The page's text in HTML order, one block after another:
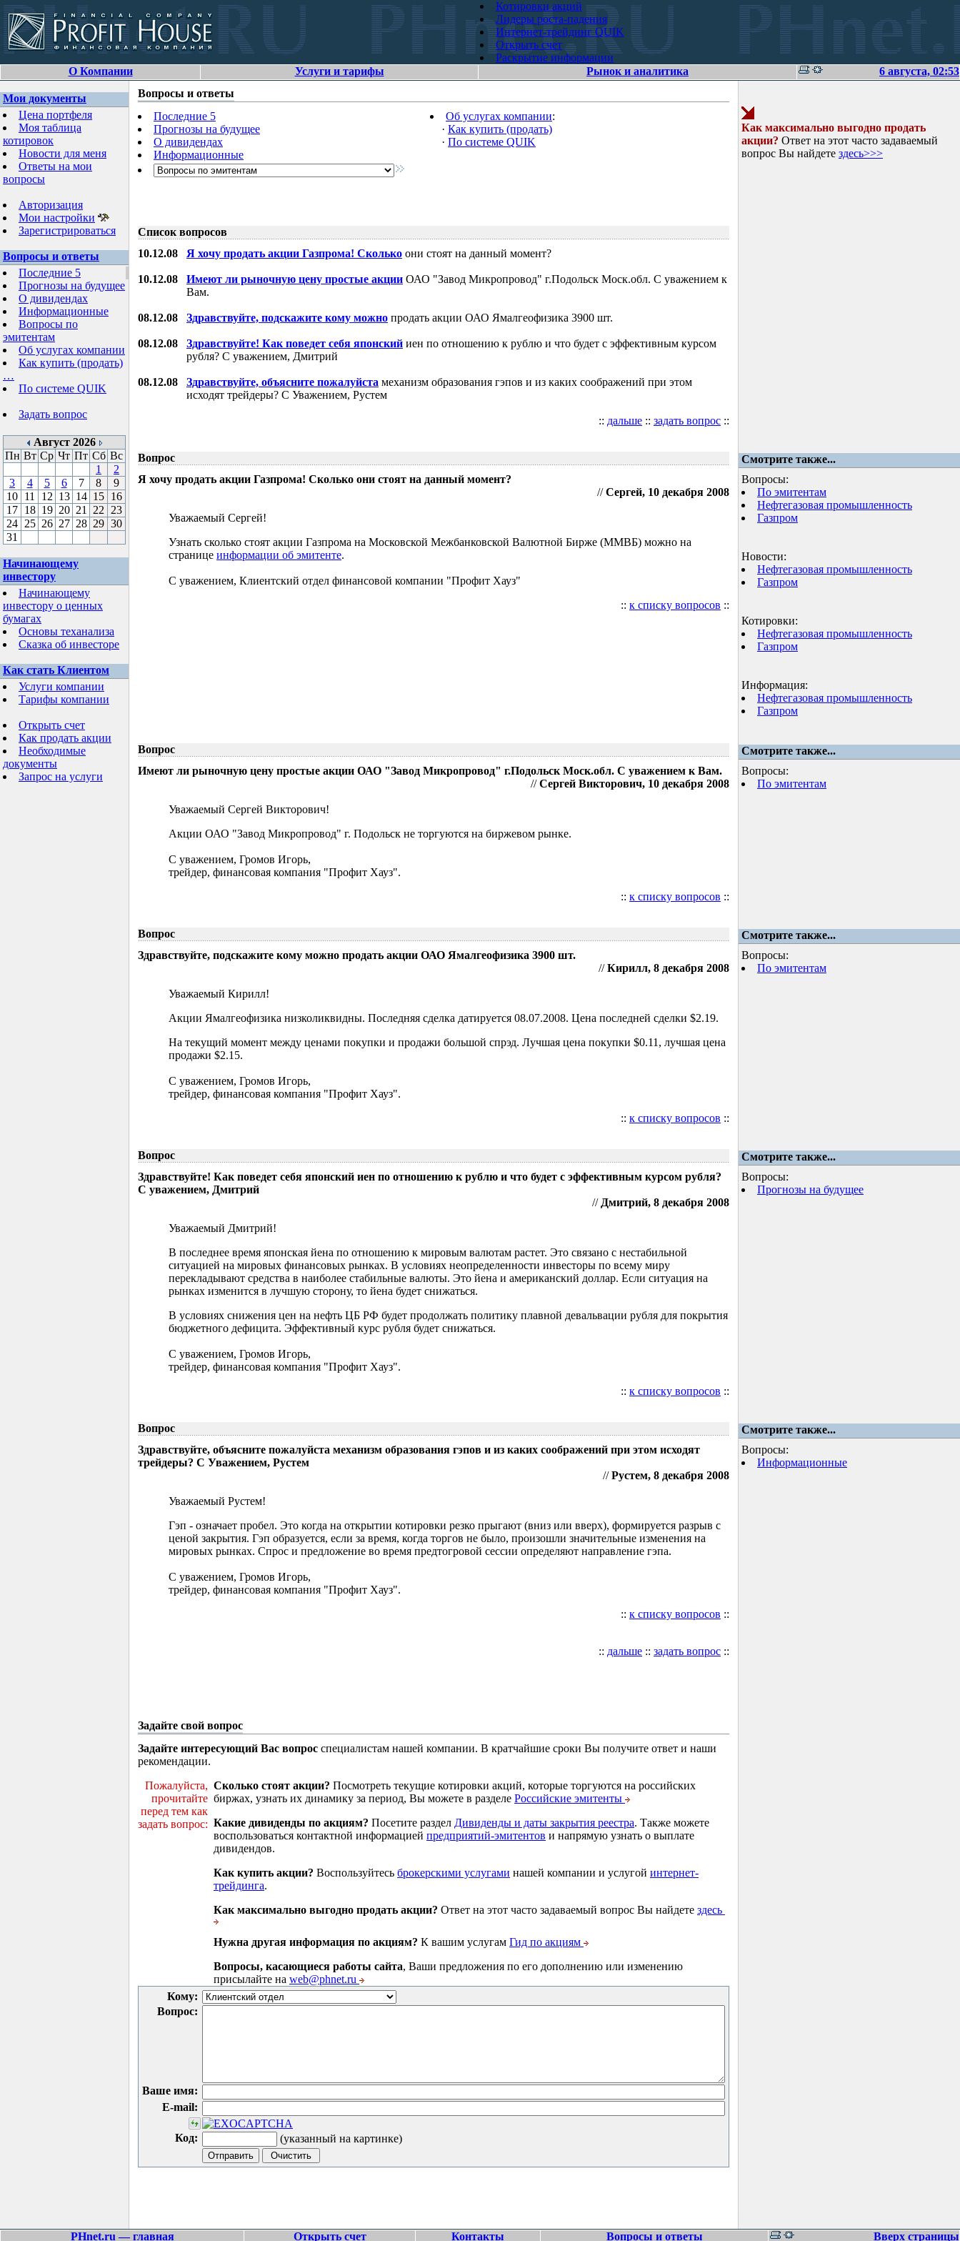
Котировки акций
Лидеры роста-падения
Интернет-трейдинг QUIK
Открыть счет
Раскрытие информации
О Компании
Услуги и тарифы Рынок и аналитика 6 августа, 02:53
Мои документы
Цена портфеля
Моя таблица
котировок
Новости для меня
Ответы на мои
вопросы
Авторизация
Мои настройки
Зарегистрироваться
Вопросы и ответы
Последние 5
Прогнозы на будущее
О дивидендах
Информационные
Вопросы по
эмитентам
Об услугах компании
Как купить (продать)
…
По системе QUIK
Задать вопрос
Август 2026
Пн Вт Ср Чт Пт Сб Вс
1
2
3
4 5 6 7 8
9
10 11 12 13 14 15 16
17 18 19 20 21 22
23
24 25 26 27 28 29 30
31
Начинающему
инвестору
Начинающему
инвестору о ценных
бумагах
Основы теханализа
Сказка об инвесторе
Как стать Клиентом
Услуги компании
Тарифы компании
Открыть счет
Как продать акции
Необходимые
документы
Запрос на услуги
Вопросы и ответы
Последние 5
Прогнозы на будущее
О дивидендах
Информационные
Об услугах компании:
· Как купить (продать)
· По системе QUIK
Список вопросов
10.12.08 Я хочу продать акции Газпрома! Сколько они стоят на данный момент?
10.12.08 Имеют ли рыночную цену простые акции ОАО "Завод Микропровод" г.Подольск Моск.обл. С уважением к
Вам.
08.12.08 Здравствуйте, подскажите кому можно продать акции ОАО Ямалгеофизика 3900 шт.
08.12.08 Здравствуйте! Как поведет себя японский иен по отношению к рублю и что будет с эффективным курсом
рубля? С уважением, Дмитрий
08.12.08 Здравствуйте, объясните пожалуйста механизм образования гэпов и из каких соображений при этом
исходят трейдеры? С Уважением, Рустем
:: дальше :: задать вопрос ::
Как максимально выгодно продать
акции? Ответ на этот часто задаваемый
вопрос Вы найдете здесь>>>
Вопрос
Смотрите также...
Я хочу продать акции Газпрома! Сколько они стоят на данный момент?
//Сергей, 10 декабря 2008
Уважаемый Сергей!
Узнать сколько стоят акции Газпрома на Московской Межбанковской Валютной Бирже (ММВБ) можно на
странице информации об эмитенте.
С уважением, Клиентский отдел финансовой компании "Профит Хауз"
:: к списку вопросов ::
Вопросы:
По эмитентам
Нефтегазовая промышленность
Газпром
Новости:
Нефтегазовая промышленность
Газпром
Котировки:
Нефтегазовая промышленность
Газпром
Информация:
Нефтегазовая промышленность
Газпром
Вопрос
Смотрите также...
Имеют ли рыночную цену простые акции ОАО "Завод Микропровод" г.Подольск Моск.обл. С уважением к Вам.
//Сергей Викторович, 10 декабря 2008
Уважаемый Сергей Викторович!
Акции ОАО "Завод Микропровод" г. Подольск не торгуются на биржевом рынке.
С уважением, Громов Игорь,
трейдер, финансовая компания "Профит Хауз".
:: к списку вопросов ::
Вопросы:
По эмитентам
Вопрос
Смотрите также...
Здравствуйте, подскажите кому можно продать акции ОАО Ямалгеофизика 3900 шт.
//Кирилл, 8 декабря 2008
Уважаемый Кирилл!
Акции Ямалгеофизика низколиквидны. Последняя сделка датируется 08.07.2008. Цена последней сделки $2.19.
На текущий момент между ценами покупки и продажи большой спрэд. Лучшая цена покупки $0.11, лучшая цена
продажи $2.15.
С уважением, Громов Игорь,
трейдер, финансовая компания "Профит Хауз".
:: к списку вопросов ::
Вопросы:
По эмитентам
Вопрос
Смотрите также...
Здравствуйте! Как поведет себя японский иен по отношению к рублю и что будет с эффективным курсом рубля?
С уважением, Дмитрий
// Дмитрий, 8 декабря 2008
Уважаемый Дмитрий!
В последнее время японская йена по отношению к мировым валютам растет. Это связано с нестабильной
ситуацией на мировых финансовых рынках. В условиях неопределенности инвесторы по всему миру
перекладывают средства в наиболее стабильные валюты. Это йена и американский доллар. Если ситуация на
рынках изменится в лучшую сторону, то йена будет снижаться.
В условиях снижения цен на нефть ЦБ РФ будет продолжать политику плавной девальвации рубля для покрытия
бюджетного дефицита. Эффективный курс рубля будет снижаться.
С уважением, Громов Игорь,
трейдер, финансовая компания "Профит Хауз".
:: к списку вопросов ::
Вопросы:
Прогнозы на будущее
Вопрос
Смотрите также...
Здравствуйте, объясните пожалуйста механизм образования гэпов и из каких соображений при этом исходят
трейдеры? С Уважением, Рустем
//Рустем, 8 декабря 2008
Уважаемый Рустем!
Гэп - означает пробел. Это когда на открытии котировки резко прыгают (вниз или вверх), формируется разрыв с
ценой закрытия. Гэп образуется, если за время, когда торгов не было, произошли значительные изменения на
мировых рынках. Спрос и предложение во время предтогровой сессии определяют направление гэпа.
С уважением, Громов Игорь,
трейдер, финансовая компания "Профит Хауз".
:: к списку вопросов ::
Вопросы:
Информационные
:: дальше :: задать вопрос ::
Задайте свой вопрос
Задайте интересующий Вас вопрос специалистам нашей компании. В кратчайшие сроки Вы получите ответ и наши
рекомендации.
Пожалуйста,
прочитайте
перед тем как
задать вопрос:
Сколько стоят акции? Посмотреть текущие котировки акций, которые торгуются на российских
биржах, узнать их динамику за период, Вы можете в разделе Российские эмитенты
Какие дивиденды по акциям? Посетите раздел Дивиденды и даты закрытия реестра. Также можете
воспользоваться контактной информацией предприятий-эмитентов и напрямую узнать о выплате
дивидендов.
Как купить акции? Воспользуйтесь брокерскими услугами нашей компании и услугой интернет-
трейдинга.
Как максимально выгодно продать акции? Ответ на этот часто задаваемый вопрос Вы найдете здесь
Нужна другая информация по акциям? К вашим услугам Гид по акциям
Вопросы, касающиеся работы сайта, Ваши предложения по его дополнению или изменению
присылайте на web@phnet.ru
Кому:
Вопрос:
Ваше имя:
E-mail:
Код: (указанный на картинке)
PHnet.ru — главная Открыть счет Контакты Вопросы и ответы Вверх страницы